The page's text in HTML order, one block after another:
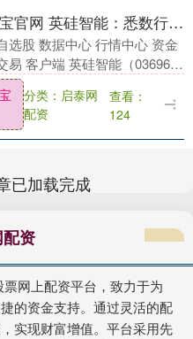
配资交易宝官网 英硅智能：悉数行使超额配股权
选股 数据中心 行情中心 资金
易 客户端 英硅智能（03696）
荐人兼整体协调人（为其本
承销商）已于2026年1....
分类：启泰网
配资
查看：
124
已加载完成
资
网上配资平台，致力于为
的资金支持。通过灵活的配
实现财富增值。平台采用先